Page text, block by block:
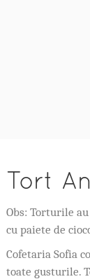
Tort
Obs: Torturile
cu paiete de
Cofetaria Sofia
toate gusturile.